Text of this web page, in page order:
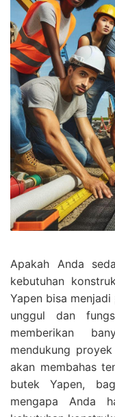
Apakah Anda
kebutuhan
Yapen bisa
unggul dan
memberikan
mendukung
akan membahas
butek Yapen,
mengapa Anda